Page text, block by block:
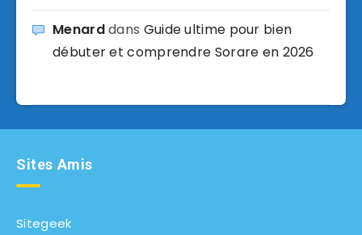
Menarddans Guide ultime pour bien
débuter et comprendre Sorare en 2026
Sites Amis
Sitegeek